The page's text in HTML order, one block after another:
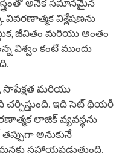
అనేక సమానమైన
విశ్లేషణను
జీవితం మరియు అంతం
విశ్వం కంటే ముందు
సాపేక్షత మరియు
ఇది సెట్ థియరీ
లాజిక్ వ్యవస్థను
అనుకునే
సహాయపడుతుంది.